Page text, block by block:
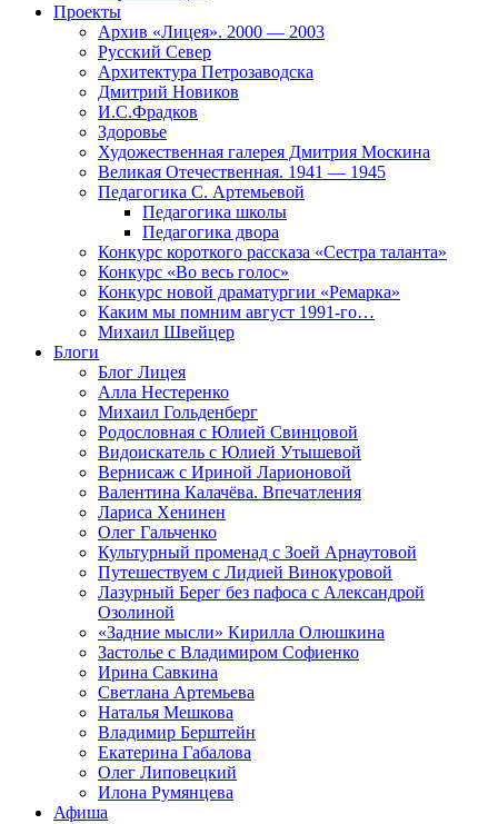
Проекты
Архив «Лицея». 2000 — 2003
Русский Север
Архитектура Петрозаводска
Дмитрий Новиков
И.С.Фрадков
Здоровье
Художественная галерея Дмитрия Москина
Великая Отечественная. 1941 — 1945
Педагогика С. Артемьевой
Педагогика школы
Педагогика двора
Конкурс короткого рассказа «Сестра таланта»
Конкурс «Во весь голос»
Конкурс новой драматургии «Ремарка»
Каким мы помним август 1991-го…
Михаил Швейцер
Блоги
Блог Лицея
Алла Нестеренко
Михаил Гольденберг
Родословная с Юлией Свинцовой
Видоискатель с Юлией Утышевой
Вернисаж с Ириной Ларионовой
Валентина Калачёва. Впечатления
Лариса Хенинен
Олег Гальченко
Культурный променад с Зоей Арнаутовой
Путешествуем с Лидией Винокуровой
Лазурный Берег без пафоса с Александрой
Озолиной
«Задние мысли» Кирилла Олюшкина
Застолье с Владимиром Софиенко
Ирина Савкина
Светлана Артемьева
Наталья Мешкова
Владимир Берштейн
Екатерина Габалова
Олег Липовецкий
Илона Румянцева
Афиша